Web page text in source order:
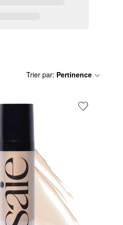
Trier par: Pertinence